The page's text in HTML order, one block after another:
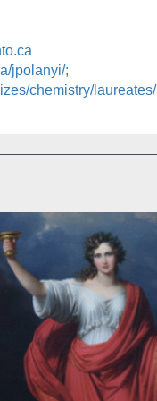
jpolanyi/;
chemistry/